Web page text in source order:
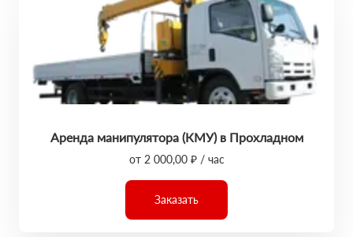
Аренда манипулятора (КМУ) в Прохладном
от 2 000,00 ₽ / час
Заказать